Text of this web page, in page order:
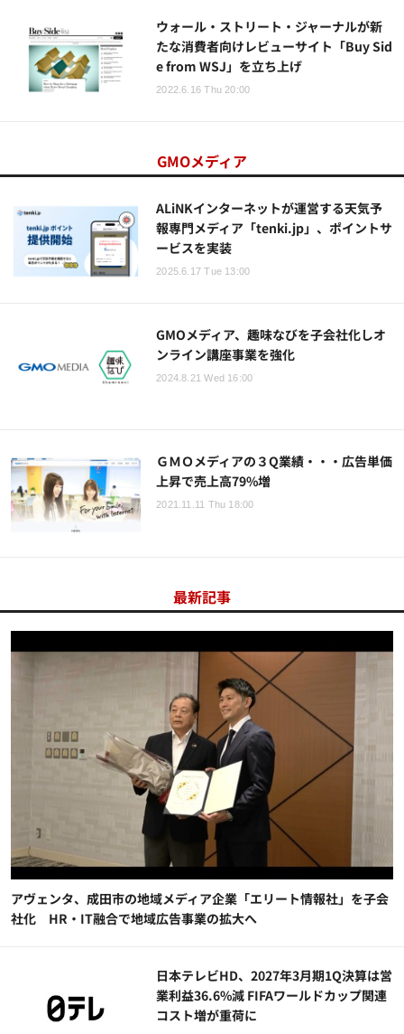
ウォール・ストリート・ジャーナルが新
たな消費者向けレビューサイト「Buy Sid
e from WSJ」を立ち上げ
2022.6.16 Thu 20:00
GMOメディア
ALiNKインターネットが運営する天気予
報専門メディア「tenki.jp」、ポイントサ
ービスを実装
2025.6.17 Tue 13:00
GMOメディア、趣味なびを子会社化しオ
ンライン講座事業を強化
2024.8.21 Wed 16:00
ＧＭＯメディアの３Q業績・・・広告単価
上昇で売上高79%増
2021.11.11 Thu 18:00
最新記事
アヴェンタ、成田市の地域メディア企業「エリート情報社」を子会
社化 HR・IT融合で地域広告事業の拡大へ
日本テレビHD、2027年3月期1Q決算は営
業利益36.6%減 FIFAワールドカップ関連
コスト増が重荷に